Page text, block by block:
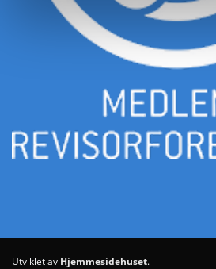
Utviklet av Hjemmesidehuset.